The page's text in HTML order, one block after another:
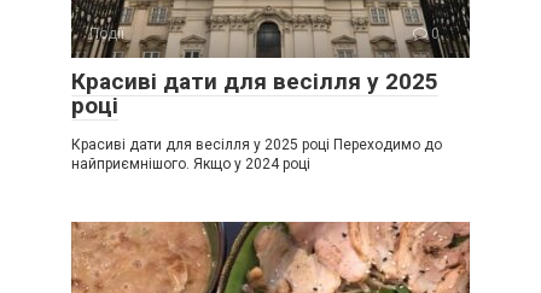
Події 0
Красиві дати для весілля у 2025
році
Красиві дати для весілля у 2025 році Переходимо до
найприємнішого. Якщо у 2024 році